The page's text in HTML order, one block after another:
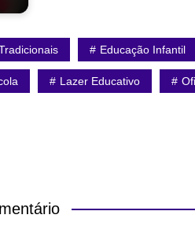
Educação Infantil
Lazer Educativo